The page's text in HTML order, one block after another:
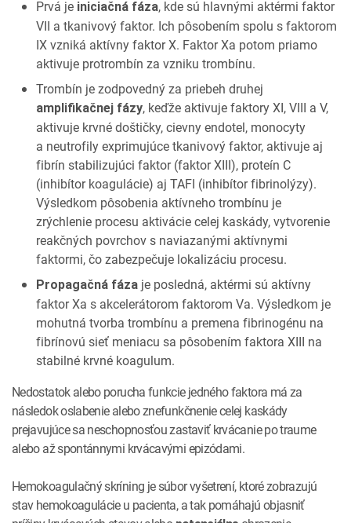
Prvá je iniciačná fáza, kde sú hlavnými aktérmi faktor
VII a tkanivový faktor. Ich pôsobením spolu s faktorom
IX vzniká aktívny faktor X. Faktor Xa potom priamo
aktivuje protrombín za vzniku trombínu.
Trombín je zodpovedný za priebeh druhej
amplifikačnej fázy, keďže aktivuje faktory XI, VIII a V,
aktivuje krvné doštičky, cievny endotel, monocyty
a neutrofily exprimujúce tkanivový faktor, aktivuje aj
fibrín stabilizujúci faktor (faktor XIII), proteín C
(inhibítor koagulácie) aj TAFI (inhibítor fibrinolýzy).
Výsledkom pôsobenia aktívneho trombínu je
zrýchlenie procesu aktivácie celej kaskády, vytvorenie
reakčných povrchov s naviazanými aktívnymi
faktormi, čo zabezpečuje lokalizáciu procesu.
Propagačná fáza je posledná, aktérmi sú aktívny
faktor Xa s akcelerátorom faktorom Va. Výsledkom je
mohutná tvorba trombínu a premena fibrinogénu na
fibrínovú sieť meniacu sa pôsobením faktora XIII na
stabilné krvné koagulum.
Nedostatok alebo porucha funkcie jedného faktora má za
následok oslabenie alebo znefunkčnenie celej kaskády
prejavujúce sa neschopnosťou zastaviť krvácanie po traume
alebo až spontánnymi krvácavými epizódami.
Hemokoagulačný skríning je súbor vyšetrení, ktoré zobrazujú
stav hemokoagulácie u pacienta, a tak pomáhajú objasniť